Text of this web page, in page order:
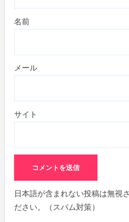
名前
メール
サイト
日本語が含まれない投稿は無視
ださい。（スパム対策）